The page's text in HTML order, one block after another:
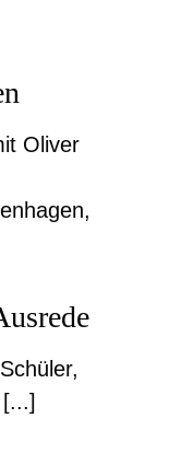
Oliver